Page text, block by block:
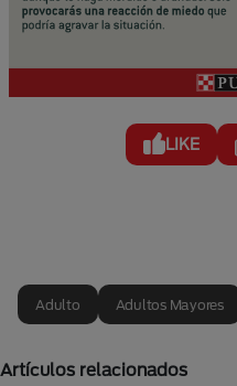
LIKE
Adulto Adultos Mayores
Artículos relacionados